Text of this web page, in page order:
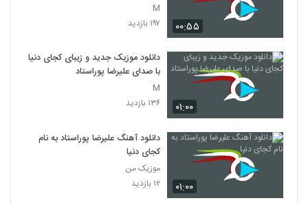
۰۰:۵۵
M
۱۹۷ بازدید
۰۱:۰۰
دانلود موزیک جدید و زیبای کجای دنیا
با صدای علیرضا پوراستاد
M
۱۳۶ بازدید
۰۱:۰۰
دانلود آهنگ علیرضا پوراستاد به نام
کجای دنیا
موزیک من
۱۲ بازدید